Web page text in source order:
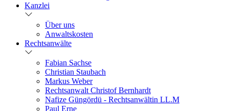
Kanzlei
Über uns
Anwaltskosten
Rechtsanwälte
Fabian Sachse
Christian Staubach
Markus Weber
Rechtsanwalt Christof Bernhardt
Nafize Güngördü - Rechtsanwältin LL.M
Paul Erne